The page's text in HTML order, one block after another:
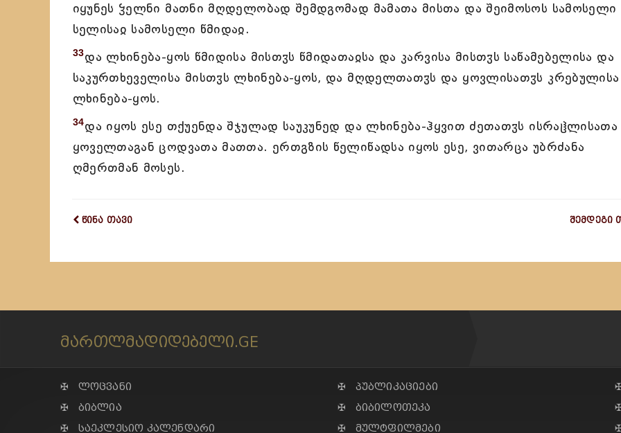
იყუნეს ჴელნი მათნი მღდელობად შემდგომად მამათა მისთა და შეიმოსოს სამოსელი
სელისაჲ სამოსელი წმიდაჲ.
33და ლხინება-ყოს წმიდისა მისთჳს წმიდათაჲსა და კარვისა მისთჳს საწამებელისა და
საკურთხეველისა მისთჳს ლხინება-ყოს, და მღდელთათჳს და ყოვლისათჳს კრებულისა
ლხინება-ყოს.
34და იყოს ესე თქუენდა შჯულად საუკუნედ და ლხინება-ჰყვით ძეთათჳს ისრაჱლისათა
ყოველთაგან ცოდვათა მათთა. ერთგზის წელიწადსა იყოს ესე, ვითარცა უბრძანა
ღმერთმან მოსეს.
წინა თავი შემდეგი
მართლმადიდებელი.GE
✠ ლოცვანი
✠ ბიბლია
✠ საეკლესიო კალენდარი
✠ პუბლიკაციები
✠ ბიბილოთეკა
✠ მულტფილმები